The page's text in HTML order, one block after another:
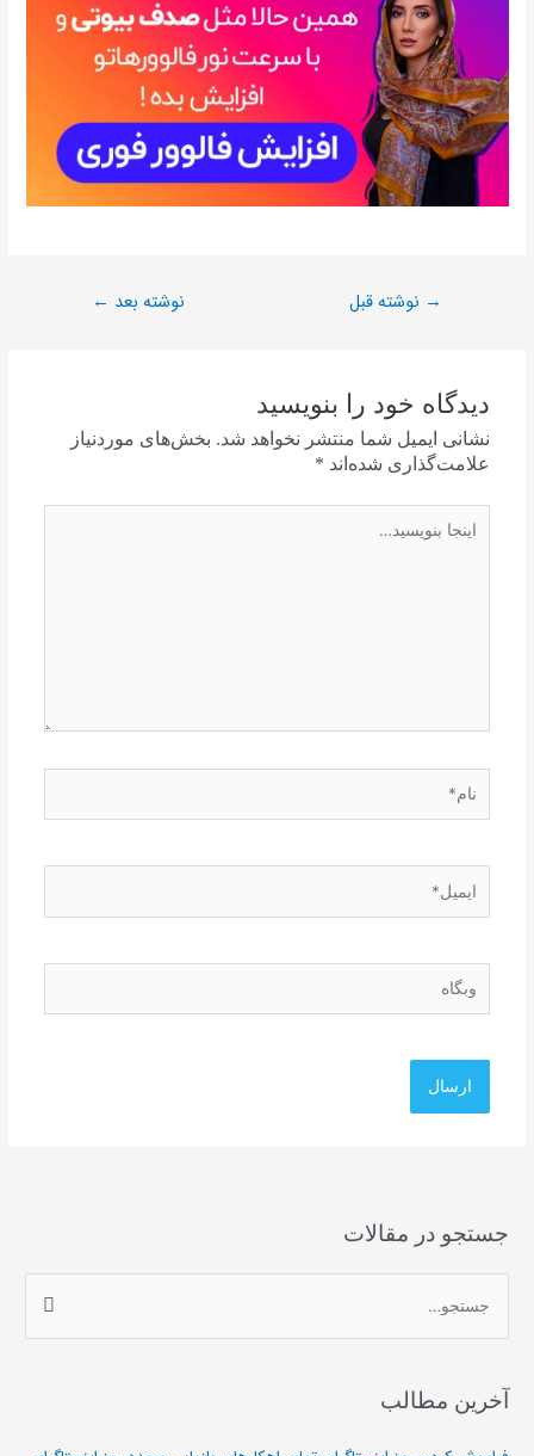
→ نوشته قبل نوشته بعد ←
دیدگاه‌ خود را بنویسید
نشانی ایمیل شما منتشر نخواهد شد. بخش‌های موردنیاز
علامت‌گذاری شده‌اند *
بنویسید…
وبگاه
جستجو در مقالات
س
جآخرین مطالب